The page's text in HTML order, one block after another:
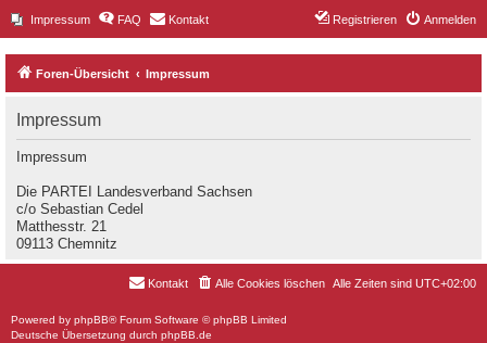
Impressum FAQ Kontakt Anmelden
Registrieren
Foren-Übersicht Impressum
Impressum
Impressum
Die PARTEI Landesverband Sachsen
c/o Sebastian Cedel
Matthesstr. 21
09113 Chemnitz
Alle Zeiten sind UTC+02:00
Alle Cookies löschen
Kontakt
Powered by phpBB® Forum Software © phpBB Limited
Deutsche Übersetzung durch phpBB.de